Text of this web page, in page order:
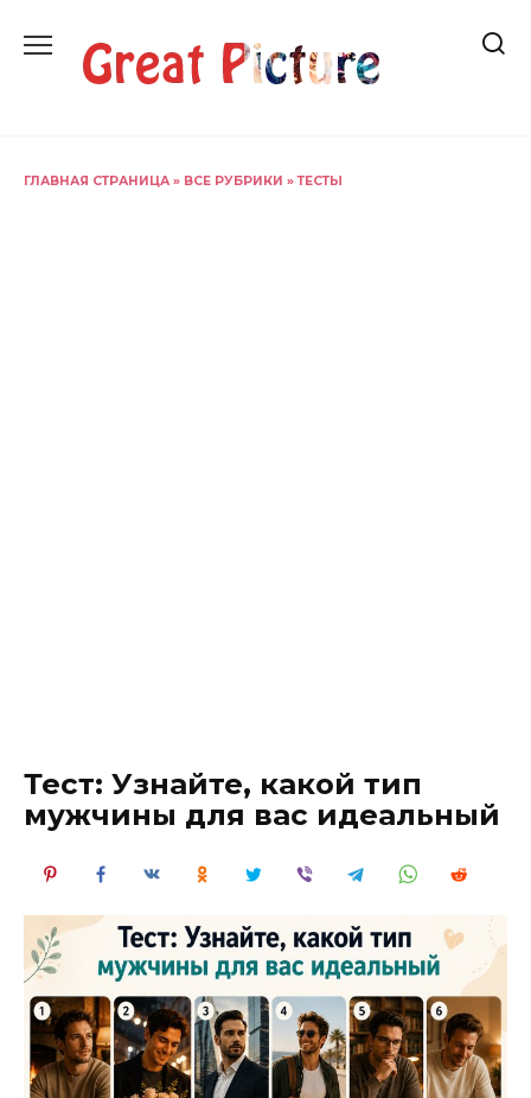
содержанию
ГЛАВНАЯ СТРАНИЦА » ВСЕ РУБРИКИ »ТЕСТЫ
Тест: Узнайте, какой тип
мужчины для вас идеальный